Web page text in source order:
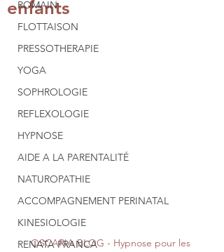
ROMAIN
FLOTTAISON
PRESSOTHERAPIE
YOGA
SOPHROLOGIE
REFLEXOLOGIE
HYPNOSE
AIDE A LA PARENTALITÉ
NATUROPATHIE
ACCOMPAGNEMENT PERINATAL
KINESIOLOGIE
RENATA FRANCA
enfants
OSCARIA BLOG - Hypnose pour les